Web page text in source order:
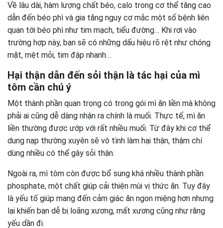
Về lâu dài, hàm lượng chất béo, calo trong cơ thể tăng cao
dẫn đến béo phì và gia tăng nguy cơ mắc một số bệnh liên
quan tới béo phì như tim mạch, tiểu đường… Khi rơi vào
trường hợp này, bạn sẽ có những dấu hiệu rõ rệt như chóng
mặt, mệt mỏi, tim đập nhanh…
Hại thận dẫn đến sỏi thận là tác hại của mì
tôm cần chú ý
Một thành phần quan trọng có trong gói mì ăn liền mà không
phải ai cũng dễ dàng nhận ra chính là muối. Thực tế, mì ăn
liền thường được ướp với rất nhiều muối. Từ đây khi cơ thể
dung nạp thường xuyên sẽ vô tình làm hại thận, thậm chí
dùng nhiều có thể gây sỏi thận.
Ngoài ra, mì tôm còn được bổ sung khá nhiều thành phần
phosphate, một chất giúp cải thiện mùi vị thức ăn. Tuy đây
là yếu tố giúp mang đến cảm giác ăn ngon miệng hơn nhưng
lại khiến bạn dễ bị loãng xương, mất xương cũng như răng
yếu dần đi.